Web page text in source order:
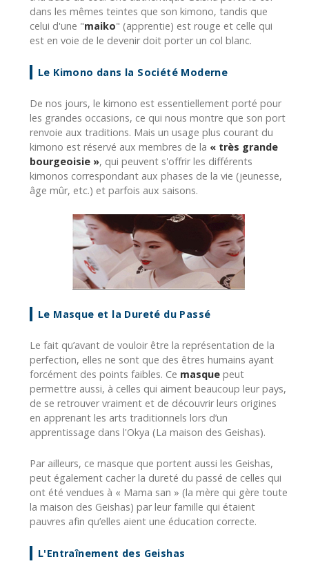
dans les mêmes teintes que son kimono, tandis que
celui d'une "maiko" (apprentie) est rouge et celle qui
est en voie de le devenir doit porter un col blanc.
Le Kimono dans la Société Moderne
De nos jours, le kimono est essentiellement porté pour
les grandes occasions, ce qui nous montre que son port
renvoie aux traditions. Mais un usage plus courant du
kimono est réservé aux membres de la « très grande
bourgeoisie », qui peuvent s'offrir les différents
kimonos correspondant aux phases de la vie (jeunesse,
âge mûr, etc.) et parfois aux saisons.
Le Masque et la Dureté du Passé
Le fait qu’avant de vouloir être la représentation de la
perfection, elles ne sont que des êtres humains ayant
forcément des points faibles. Ce masque peut
permettre aussi, à celles qui aiment beaucoup leur pays,
de se retrouver vraiment et de découvrir leurs origines
en apprenant les arts traditionnels lors d’un
apprentissage dans l'Okya (La maison des Geishas).
Par ailleurs, ce masque que portent aussi les Geishas,
peut également cacher la dureté du passé de celles qui
ont été vendues à « Mama san » (la mère qui gère toute
la maison des Geishas) par leur famille qui étaient
pauvres afin qu’elles aient une éducation correcte.
L'Entraînement des Geishas